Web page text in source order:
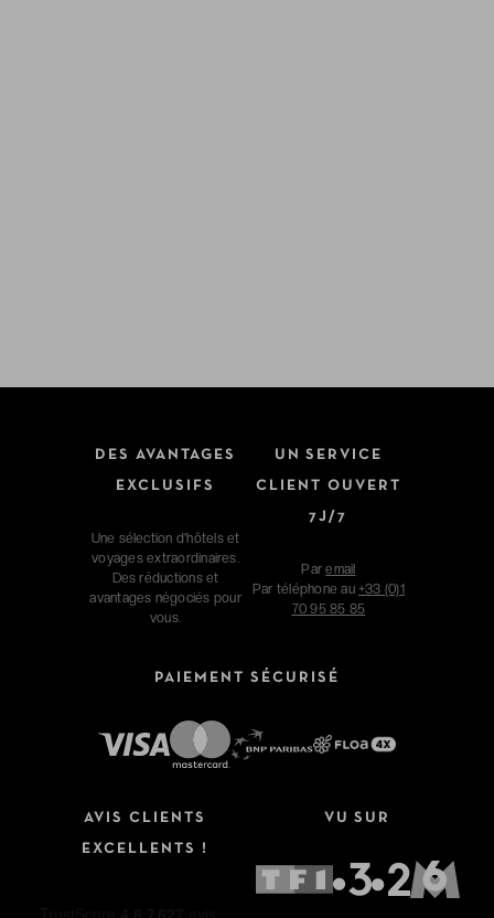
DES AVANTAGES
EXCLUSIFS
Une sélection d'hôtels et
voyages extraordinaires.
Des réductions et
avantages négociés pour
vous.
UN SERVICE
CLIENT OUVERT
7J/7
Paremail
Par téléphone au +33 (0)1
70 95 85 85
PAIEMENT SÉCURISÉ
AVIS CLIENTS
EXCELLENTS !
VU SUR